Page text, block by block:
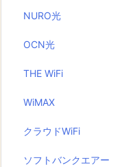
NURO光
OCN光
THE WiFi
WiMAX
クラウドWiFi
ソフトバンクエアー